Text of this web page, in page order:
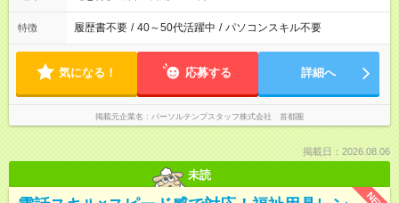
特徴 履歴書不要 / 40～50代活躍中 / パソコンスキル不要
気になる！ 応募する 詳細へ
掲載元企業名 パーソルテンプスタッフ株式会社 首都圏
掲載日：2026.08.06
未読